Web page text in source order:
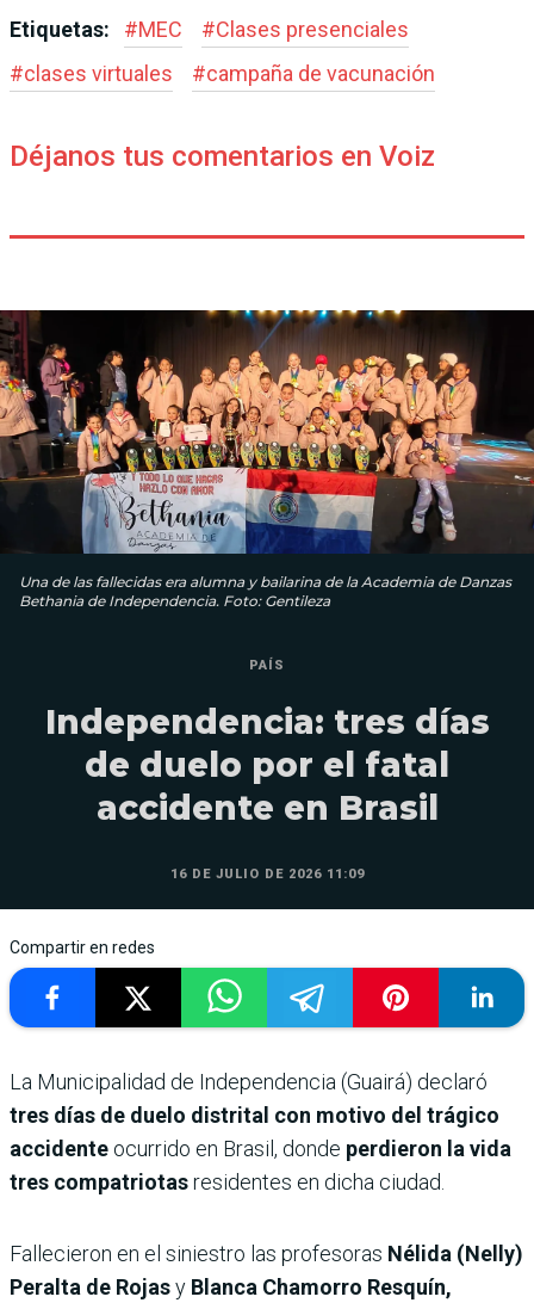
Etiquetas: #MEC #Clases presenciales
#clases virtuales #campaña de vacunación
Déjanos tus comentarios en Voiz
Una de las fallecidas era alumna y bailarina de la Academia de Danzas
Bethania de Independencia. Foto: Gentileza
PAÍS
Independencia: tres días
de duelo por el fatal
accidente en Brasil
16 DE JULIO DE 2026 11:09
Compartir en redes
La Municipalidad de Independencia (Guairá) declaró
tres días de duelo distrital con motivo del trágico
accidente ocurrido en Brasil, donde perdieron la vida
tres compatriotasresidentes en dicha ciudad.
Fallecieron en el siniestro las profesoras Nélida (Nelly)
Peralta de Rojasy Blanca Chamorro Resquín,